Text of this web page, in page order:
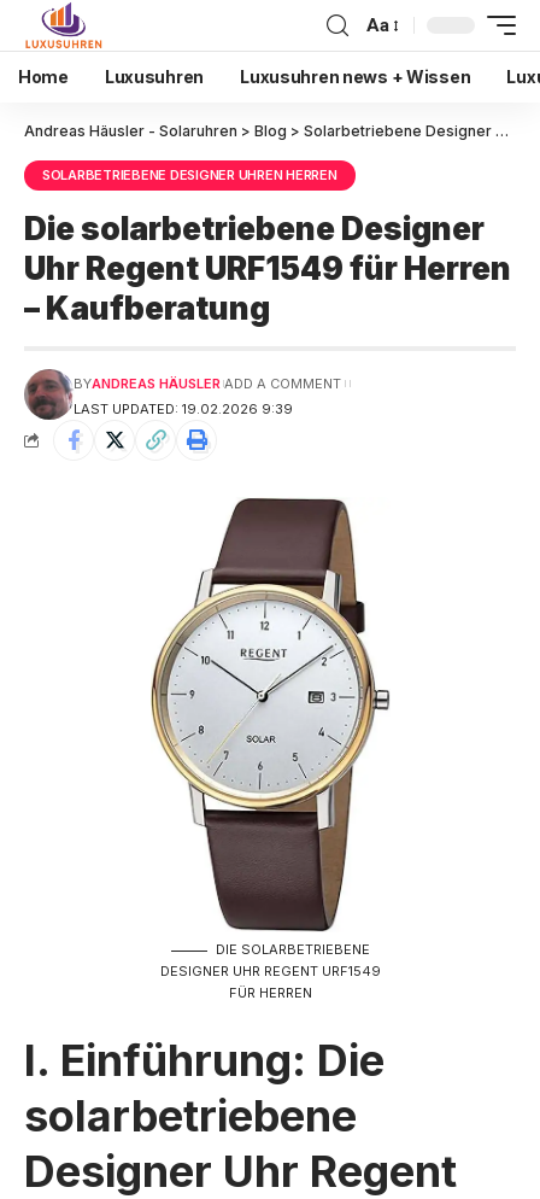
Aa
Home Luxusuhren Luxusuhren news + Wissen
Andreas Häusler - Solaruhren > Blog > Solarbetriebene Designer Uhren Herren
SOLARBETRIEBENE DESIGNER UHREN HERREN
Die solarbetriebene Designer
Uhr Regent URF1549 für Herren
– Kaufberatung
LAST UPDATED: 19.02.2026 9:39
BYANDREAS HÄUSLER ADD A COMMENT
DIE SOLARBETRIEBENE
DESIGNER UHR REGENT URF1549
FÜR HERREN
I. Einführung: Die
solarbetriebene
Designer Uhr Regent